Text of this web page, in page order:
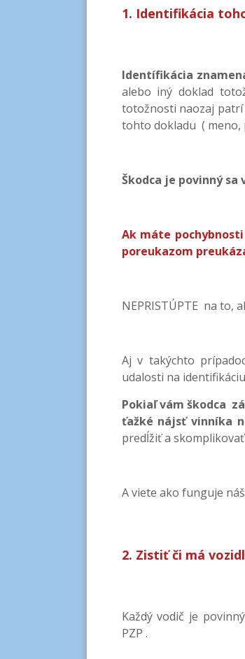
1. Identifikácia
Identífikácia
alebo iný doklad
totožnosti naozaj
tohto dokladu ( meno,
Škodca je povinný
Ak máte
poreukazom
NEPRISTÚPTE na to,
Aj v takýchto
udalosti na
Pokiaľ vám škodca
ťažké nájsť vinníka
predĺžiť a
A viete ako funguje
2. Zistiť či má
Každý vodič je
PZP .